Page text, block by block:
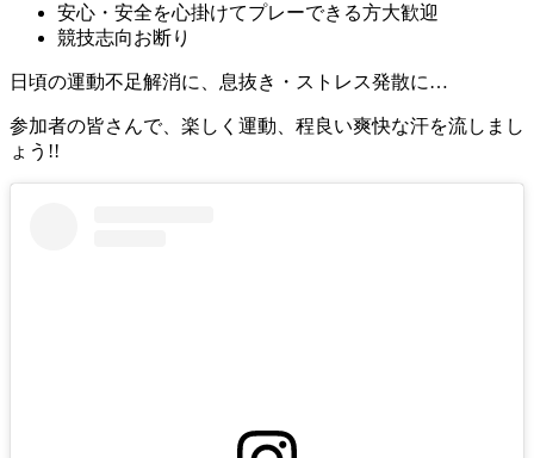
安心・安全を心掛けてプレーできる方大歓迎
競技志向お断り
日頃の運動不足解消に、息抜き・ストレス発散に…
参加者の皆さんで、楽しく運動、程良い爽快な汗を流しまし
ょう!!